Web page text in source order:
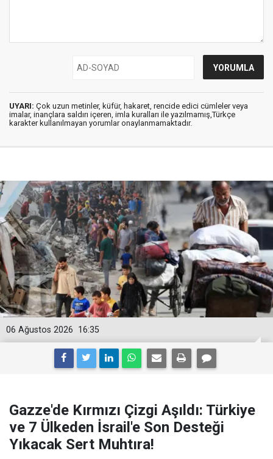
UYARI: Çok uzun metinler, küfür, hakaret, rencide edici cümleler veya
imalar, inançlara saldırı içeren, imla kuralları ile yazılmamış,Türkçe
karakter kullanılmayan yorumlar onaylanmamaktadır.
16:35
06 Ağustos 2026
Gazze'de Kırmızı Çizgi Aşıldı: Türkiye
ve 7 Ülkeden İsrail'e Son Desteği
Yıkacak Sert Muhtıra!